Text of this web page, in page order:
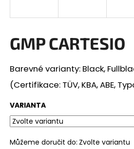
GMP CARTESIO
Barevné varianty: Black,
(Certifikace: TÜV, KBA, ABE,
VARIANTA
Můžeme doručit do: Zvolte variantu
í
t
?